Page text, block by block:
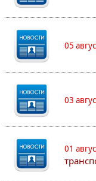
05
03
01